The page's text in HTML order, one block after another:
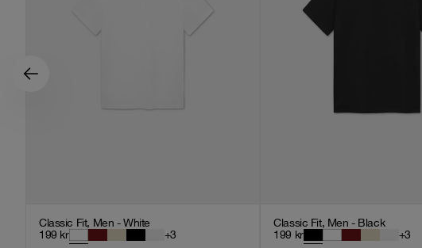
Classic Fit, Men - White
199 kr +3
Classic Fit, Men - Black
199 kr +3